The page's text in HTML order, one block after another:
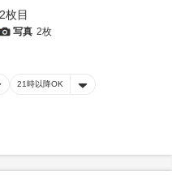
写真 2枚
21時以降OK